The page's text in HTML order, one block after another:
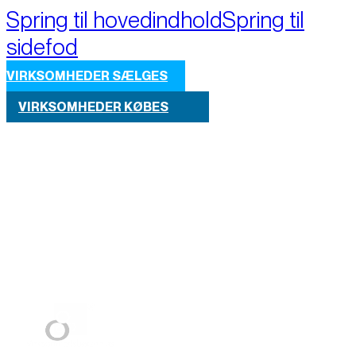
Spring til hovedindholdSpring til
sidefod
VIRKSOMHEDER SÆLGES
VIRKSOMHEDER KØBES